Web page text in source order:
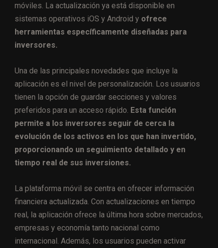
móviles. La actualización ya está disponible en
sistemas operativos iOS y Android y ofrece
herramientas específicamente diseñadas para
inversores.
Una de las principales novedades que incluye la
aplicación es el nivel de personalización. Los usuarios
tienen la opción de guardar secciones y valores
preferidos para un acceso rápido. Esta función
permite a los inversores seguir de cerca la
evolución de los activos en los que han invertido,
proporcionando un seguimiento detallado y en
tiempo real de sus inversiones.
La plataforma móvil se centra en ofrecer información
financiera actualizada. Con actualizaciones en tiempo
real, la aplicación ofrece la última hora sobre mercados,
empresas y economía tanto nacional como
internacional. Además, los usuarios pueden activar